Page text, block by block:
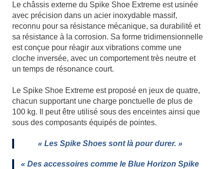
Le châssis externe du Spike Shoe Extreme est usinée
avec précision dans un acier inoxydable massif,
reconnu pour sa résistance mécanique, sa durabilité et
sa résistance à la corrosion. Sa forme tridimensionnelle
est conçue pour réagir aux vibrations comme une
cloche inversée, avec un comportement très neutre et
un temps de résonance court.
Le Spike Shoe Extreme est proposé en jeux de quatre,
chacun supportant une charge ponctuelle de plus de
100 kg. Il peut être utilisé sous des enceintes ainsi que
sous des composants équipés de pointes.
« Les Spike Shoes sont là pour durer. »
« Des accessoires comme le Blue Horizon Spike